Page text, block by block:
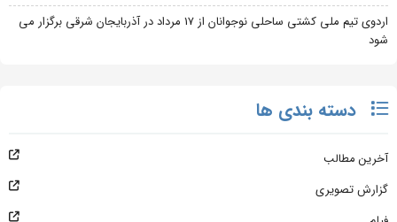
اردوی تیم ملی کشتی ساحلی نوجوانان از 17 مرداد در آذربایجان شرقی برگزار می
شود
دسته بندی ها
آخرین مطالب
گزارش تصویری